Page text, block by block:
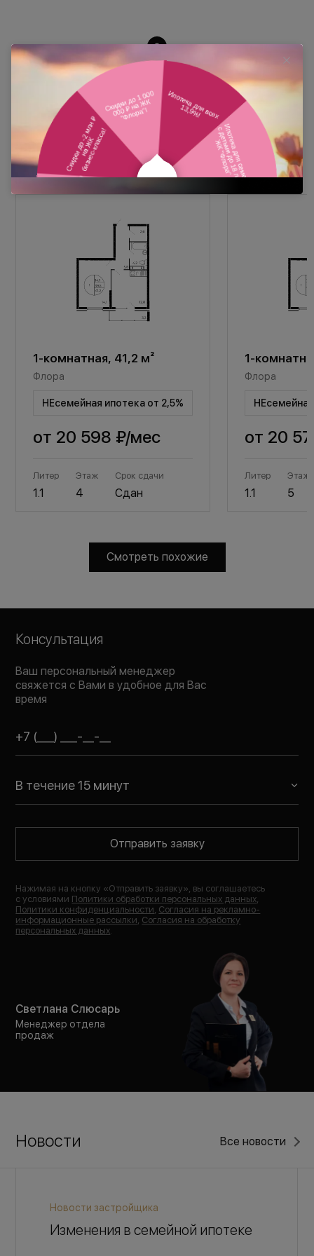
Похожие планировки
1-комнатная, 41,2 м²
Флора
НЕсемейная ипотека от 2,5%
от 20 598 ₽/мес
Литер
1.1
Этаж
4
Срок сдачи
Сдан
1-
Флора
от 20
Литер
1.1
Этаж
5
Смотреть похожие
Консультация
Ваш персональный менеджер
свяжется с Вами в удобное для Вас
время
В течение 15 минут
Отправить заявку
Нажимая на кнопку «Отправить заявку», вы соглашаетесь
с условиями Политики обработки персональных данных
Политики конфиденциальности Согласия на рекламно-
информационные рассылки Согласия на обработку
персональных данных
Светлана Слюсарь
Менеджер отдела
продаж
Новости Все новости
Новости застройщика
Изменения в семейной ипотеке